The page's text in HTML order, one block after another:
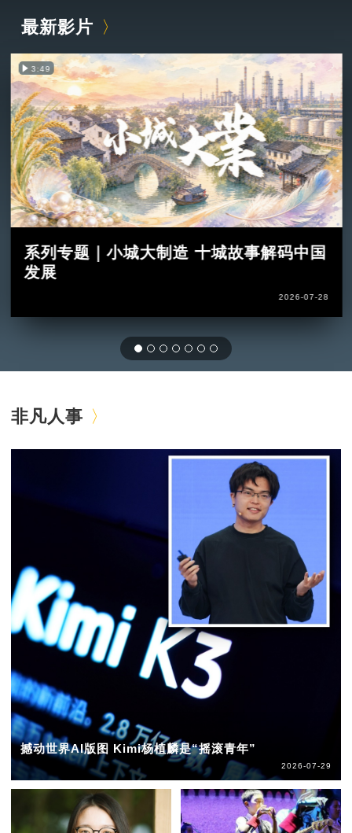
最新影片
3:49
系列专题｜小城大制造 十城故事解码中国
发展
2026-07-28
非凡人事
撼动世界AI版图 Kimi杨植麟是“摇滚青年”
2026-07-29